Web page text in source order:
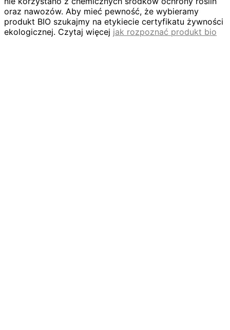
oraz nawozów. Aby mieć pewność, że wybieramy
produkt BIO szukajmy na etykiecie certyfikatu żywności
ekologicznej. Czytaj więcej jak rozpoznać produkt bio